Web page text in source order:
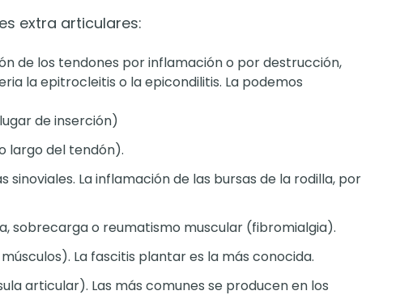
extra articulares:
de los tendones por inflamación o por destrucción,
la epitrocleitis o la epicondilitis. La podemos
de inserción)
largo del tendón).
sinoviales. La inflamación de las bursas de la rodilla, por
sobrecarga o reumatismo muscular (fibromialgia).
La fascitis plantar es la más conocida.
articular). Las más comunes se producen en los